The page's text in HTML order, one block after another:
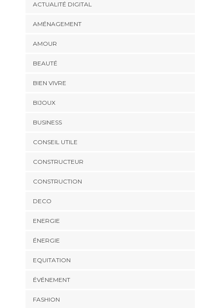
ACTUALITÉ DIGITAL
AMÉNAGEMENT
AMOUR
BEAUTÉ
BIEN VIVRE
BIJOUX
BUSINESS
CONSEIL UTILE
CONSTRUCTEUR
CONSTRUCTION
DECO
ENERGIE
ÉNERGIE
EQUITATION
ÉVÉNEMENT
FASHION